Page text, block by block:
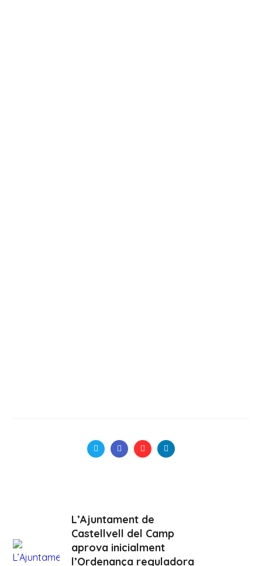
L’Ajuntament de
Castellvell del Camp
aprova inicialment
l’Ordenança reguladora